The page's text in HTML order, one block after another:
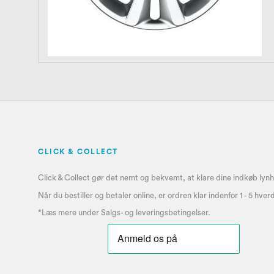
CLICK & COLLECT
Click & Collect gør det nemt og bekvemt, at klare dine indkøb
Når du bestiller og betaler online, er ordren klar indenfor 1 - 5
*Læs mere under Salgs- og leveringsbetingelser.